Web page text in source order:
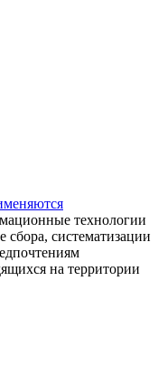
технологии
систематизации
на территории